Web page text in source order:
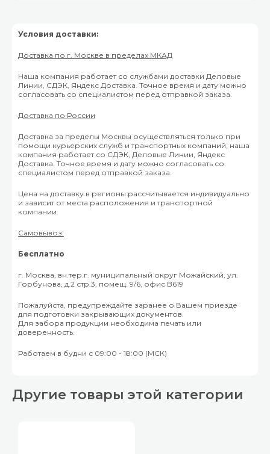
Условия доставки:
Доставка по г. Москве в пределах МКАД
Наша компания работает со службами доставки Деловые
Линии, СДЭК, Яндекс Доставка. Точное время и дату можно
согласовать со специалистом перед отправкой заказа.
Доставка по России
Доставка за пределы Москвы осуществляться только при
помощи курьерских служб и транспортных компаний, наша
компания работает со СДЭК, Деловые Линии, Яндекс
Доставка. Точное время и дату можно согласовать со
специалистом перед отправкой заказа.
Цена на доставку в регионы рассчитывается индивидуально
и зависит от места расположения и транспортной
компании.
Самовывоз:
Бесплатно
г. Москва, вн.тер.г. муниципальный округ Можайский, ул.
Горбунова, д.2 стр.3, помещ. 9/6, офис B619
Пожалуйста, предупреждайте заранее о Вашем приезде
для подготовки закрывающих документов.
Для забора продукции необходима печать или
доверенность.
Работаем в будни с 09:00 - 18:00 (МСК)
Другие товары этой категории